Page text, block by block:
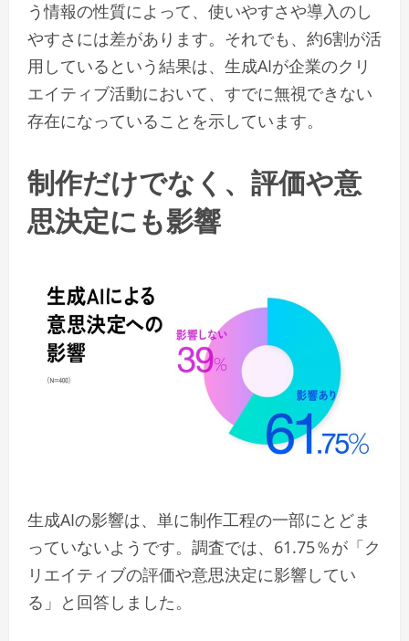
う情報の性質によって、使いやすさや導入のし
やすさには差があります。それでも、約6割が活
用しているという結果は、生成AIが企業のクリ
エイティブ活動において、すでに無視できない
存在になっていることを示しています。
制作だけでなく、評価や意
思決定にも影響
生成AIの影響は、単に制作工程の一部にとどま
っていないようです。調査では、61.75％が「ク
リエイティブの評価や意思決定に影響してい
る」と回答しました。